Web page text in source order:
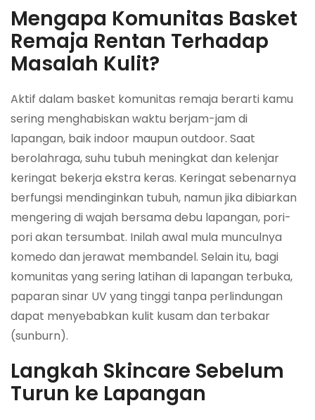
Mengapa Komunitas Basket
Remaja Rentan Terhadap
Masalah Kulit?
Aktif dalam basket komunitas remaja berarti kamu
sering menghabiskan waktu berjam-jam di
lapangan, baik indoor maupun outdoor. Saat
berolahraga, suhu tubuh meningkat dan kelenjar
keringat bekerja ekstra keras. Keringat sebenarnya
berfungsi mendinginkan tubuh, namun jika dibiarkan
mengering di wajah bersama debu lapangan, pori-
pori akan tersumbat. Inilah awal mula munculnya
komedo dan jerawat membandel. Selain itu, bagi
komunitas yang sering latihan di lapangan terbuka,
paparan sinar UV yang tinggi tanpa perlindungan
dapat menyebabkan kulit kusam dan terbakar
(sunburn).
Langkah Skincare Sebelum
Turun ke Lapangan